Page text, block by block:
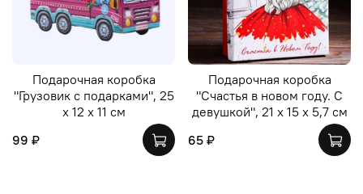
Подарочная коробка
"Грузовик с подарками", 25
х 12 х 11 см
99 ₽
Подарочная коробка
"Счастья в новом году. С
девушкой", 21 х 15 х 5,7 см
65 ₽